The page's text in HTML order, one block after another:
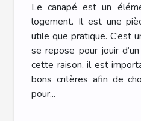
Le canapé est un
logement. Il est une
utile que pratique. C’est
se repose pour jouir
cette raison, il est
bons critères afin de
pour...